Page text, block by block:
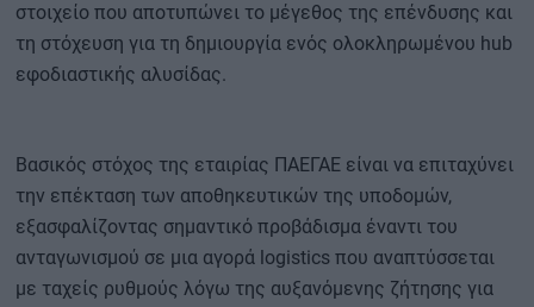
στοιχείο που αποτυπώνει το μέγεθος της επένδυσης και
τη στόχευση για τη δημιουργία ενός ολοκληρωμένου hub
εφοδιαστικής αλυσίδας.
Βασικός στόχος της εταιρίας ΠΑΕΓΑΕ είναι να επιταχύνει
την επέκταση των αποθηκευτικών της υποδομών,
εξασφαλίζοντας σημαντικό προβάδισμα έναντι του
ανταγωνισμού σε μια αγορά logistics που αναπτύσσεται
με ταχείς ρυθμούς λόγω της αυξανόμενης ζήτησης για